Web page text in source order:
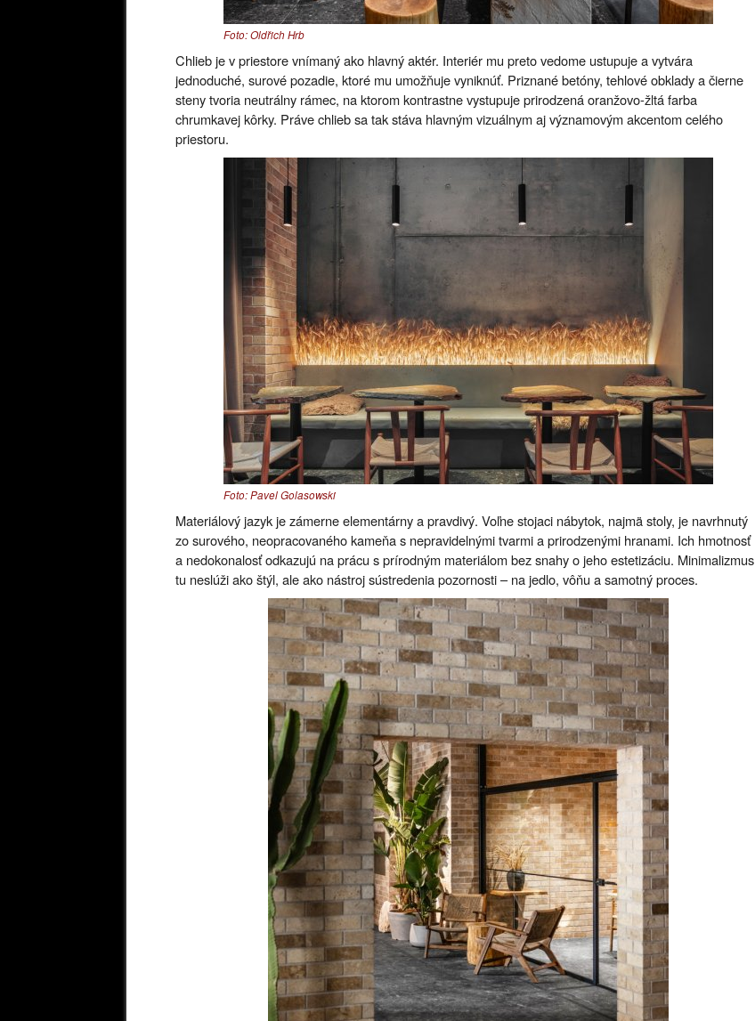
Foto: Oldřich Hrb
Chlieb je v priestore vnímaný ako hlavný aktér. Interiér mu preto vedome ustupuje a vytvára
jednoduché, surové pozadie, ktoré mu umožňuje vyniknúť. Priznané betóny, tehlové obklady a čierne
steny tvoria neutrálny rámec, na ktorom kontrastne vystupuje prirodzená oranžovo-žltá farba
chrumkavej kôrky. Práve chlieb sa tak stáva hlavným vizuálnym aj významovým akcentom celého
priestoru.
Foto: Pavel Golasowski
Materiálový jazyk je zámerne elementárny a pravdivý. Voľne stojaci nábytok, najmä stoly, je navrhnutý
zo surového, neopracovaného kameňa s nepravidelnými tvarmi a prirodzenými hranami. Ich hmotnosť
a nedokonalosť odkazujú na prácu s prírodným materiálom bez snahy o jeho estetizáciu. Minimalizmus
tu neslúži ako štýl, ale ako nástroj sústredenia pozornosti – na jedlo, vôňu a samotný proces.